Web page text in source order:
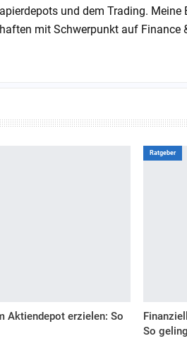
und dem Trading.
mit Schwerpunkt auf Finance
Aktiendepot erzielen: So
Ratgeber
So